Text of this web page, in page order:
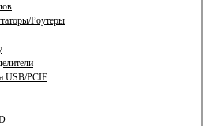
Роутеры
USB/PCIE